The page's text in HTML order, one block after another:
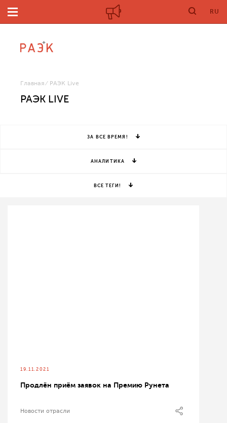
RU
Главная РАЭК Live
РАЭК LIVE
ЗА ВСЕ ВРЕМЯ!
АНАЛИТИКА
ВСЕ ТЕГИ!
19.11.2021
Продлён приём заявок на Премию Рунета
Новости отрасли